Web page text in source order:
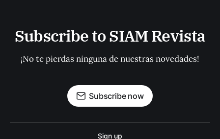
Subscribe to SIAM Revista
¡No te pierdas ninguna de nuestras novedades!
Subscribe now
Sign up